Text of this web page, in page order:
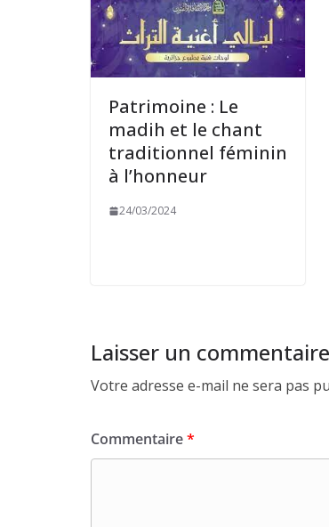
Patrimoine : Le
madih et le chant
traditionnel féminin
à l’honneur
24/03/2024
Laisser un commentaire
Votre adresse e-mail ne sera pas
Commentaire*